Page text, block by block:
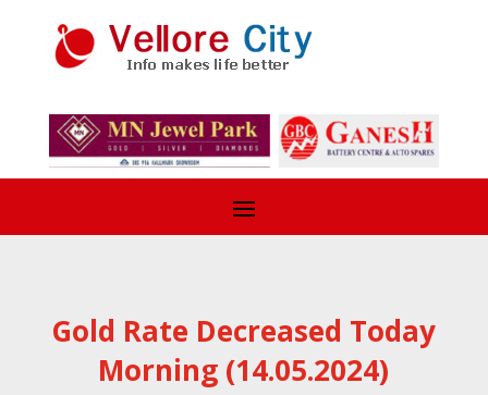
Gold Rate Decreased Today
Morning (14.05.2024)